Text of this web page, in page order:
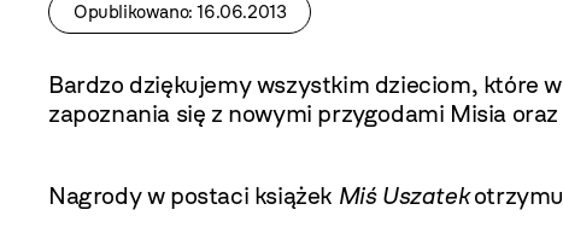
Opublikowano: 16.06.2013
Bardzo dziękujemy wszystkim dzieciom, które
zapoznania się z nowymi przygodami Misia
Nagrody w postaci książek Miś Uszatek